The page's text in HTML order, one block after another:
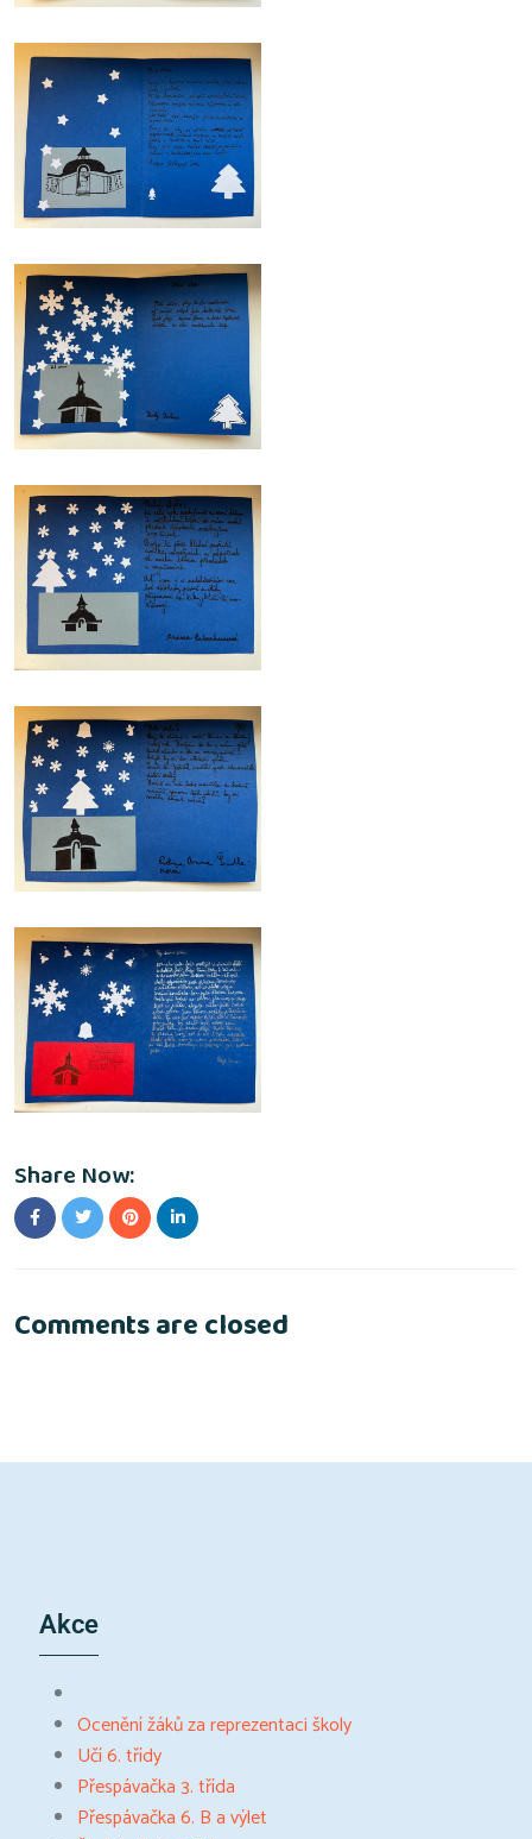
Share Now:
Comments are closed
Akce
Ocenění žáků za reprezentaci školy
Učí 6. třídy
Přespávačka 3. třída
Přespávačka 6. B a výlet